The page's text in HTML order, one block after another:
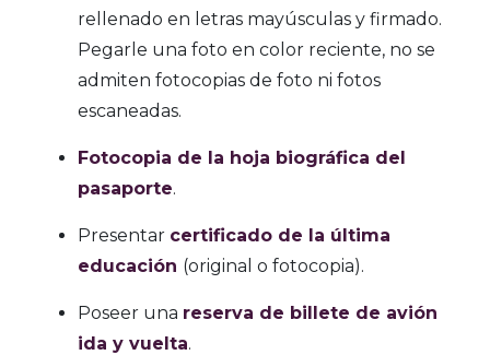
rellenado en letras mayúsculas y firmado.
Pegarle una foto en color reciente, no se
admiten fotocopias de foto ni fotos
escaneadas.
Fotocopia de la hoja biográfica del
pasaporte.
Presentar certificado de la última
educación (original o fotocopia).
Poseer una reserva de billete de avión
ida y vuelta.